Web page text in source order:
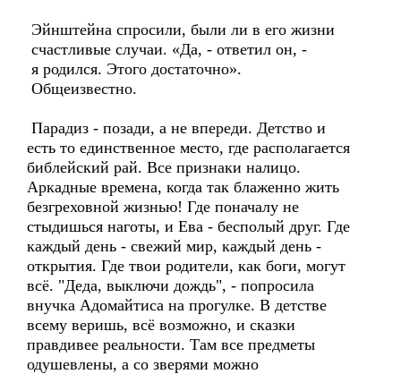
Эйнштейна спросили, были ли в его жизни
счастливые случаи. «Да, - ответил он, -
я родился. Этого достаточно».
Общеизвестно.
Парадиз - позади, а не впереди. Детство и
есть то единственное место, где располагается
библейский рай. Все признаки налицо.
Аркадные времена, когда так блаженно жить
безгреховной жизнью! Где поначалу не
стыдишься наготы, и Ева - бесполый друг. Где
каждый день - свежий мир, каждый день -
открытия. Где твои родители, как боги, могут
всё. "Деда, выключи дождь", - попросила
внучка Адомайтиса на прогулке. В детстве
всему веришь, всё возможно, и сказки
правдивее реальности. Там все предметы
одушевлены, а со зверями можно